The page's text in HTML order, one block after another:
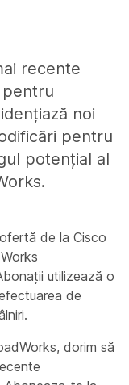
recente
noi
pentru
potențial al
de la Cisco
utilizează o
de
dorim să